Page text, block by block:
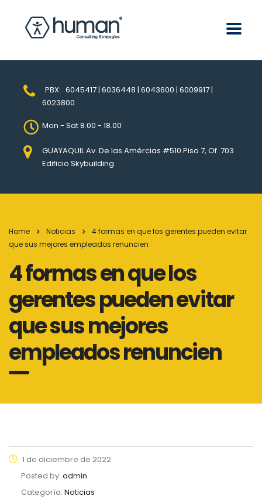
PBX: 6045417 | 6036448 | 6043600 | 6009917 |
6023800
Mon - Sat 8.00 - 18.00
GUAYAQUIL Av. De las Amércias #510 Piso 7, Of. 703
Edificio Skybuilding
Home Noticias
4 formas en que los gerentes pueden evitar
que sus mejores empleados renuncien
4 formas en que los
gerentes pueden evitar
que sus mejores
empleados renuncien
1 de diciembre de 2022
Posted by: admin
Categoría: Noticias